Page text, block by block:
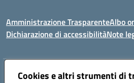
Cookies e altri strumenti di
Amministrazione TrasparenteAlbo
Dichiarazione di accessibilitàNote
Indirizzo:Via Tiziano, 50 - 60125 Ancona